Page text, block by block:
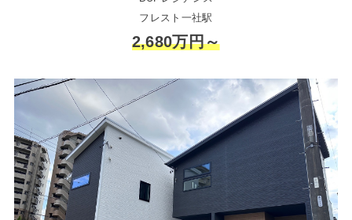
フレスト一社駅
2,680万円～